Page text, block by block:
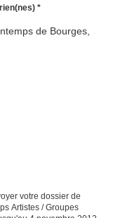
*
votre dossier de
Artistes / Groupes